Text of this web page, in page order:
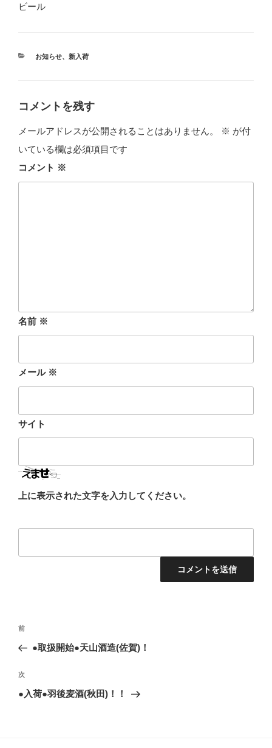
ビール
カ
お知らせ、 新入荷
コメントを残す
メールアドレスが公開されることはありません。 ※ が付
いている欄は必須項目です
コメント ※
名前 ※
メール ※
サイト
上に表示された文字を入力してください。
投
ナ
ビ
ゲ
前
の
稿
前
●取扱開始●天山酒造(佐賀)！
次
の
次
●入荷●羽後麦酒(秋田)！！